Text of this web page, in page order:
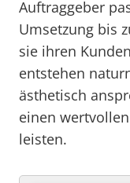
Auftraggeber
Umsetzung bis
sie ihren
entstehen
ästhetisch
einen
leisten.